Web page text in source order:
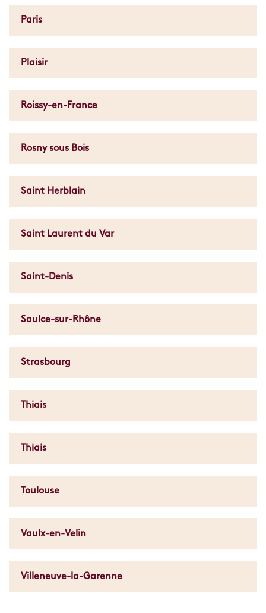
Paris
Plaisir
Roissy-en-France
Rosny sous Bois
Saint Herblain
Saint Laurent du Var
Saint-Denis
Saulce-sur-Rhône
Strasbourg
Thiais
Thiais
Toulouse
Vaulx-en-Velin
Villeneuve-la-Garenne